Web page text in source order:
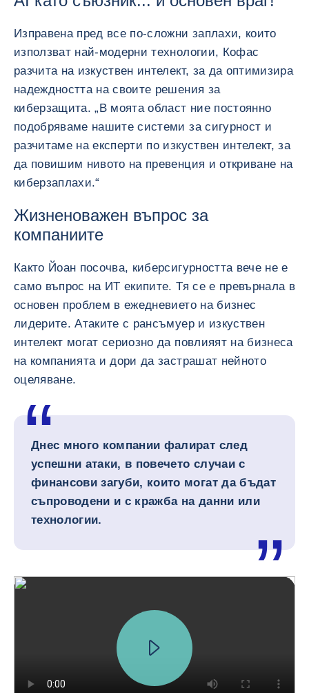
Изправена пред все по-сложни заплахи, които
използват най-модерни технологии, Кофас
разчита на изкуствен интелект, за да оптимизира
надеждността на своите решения за
киберзащита. „В моята област ние постоянно
подобряваме нашите системи за сигурност и
разчитаме на експерти по изкуствен интелект, за
да повишим нивото на превенция и откриване на
киберзаплахи.“
Жизненоважен въпрос за
компаниите
Както Йоан посочва, киберсигурността вече не е
само въпрос на ИТ екипите. Тя се е превърнала в
основен проблем в ежедневието на бизнес
лидерите. Атаките с рансъмуер и изкуствен
интелект могат сериозно да повлияят на бизнеса
на компанията и дори да застрашат нейното
оцеляване.
Днес много компании фалират след
успешни атаки, в повечето случаи с
финансови загуби, които могат да бъдат
съпроводени и с кражба на данни или
технологии.